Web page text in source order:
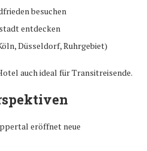
besuchen
entdecken
Düsseldorf, Ruhrgebiet)
auch ideal für Transitreisende.
eröffnet neue